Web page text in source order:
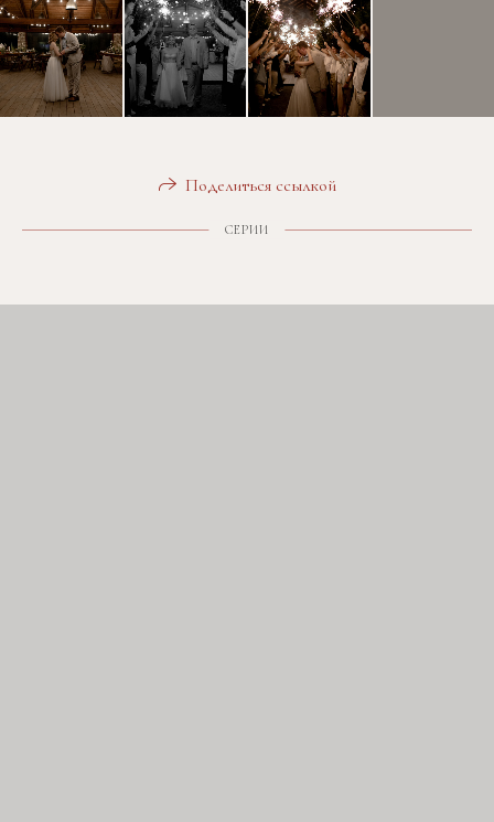
Поделиться ссылкой
СЕРИИ